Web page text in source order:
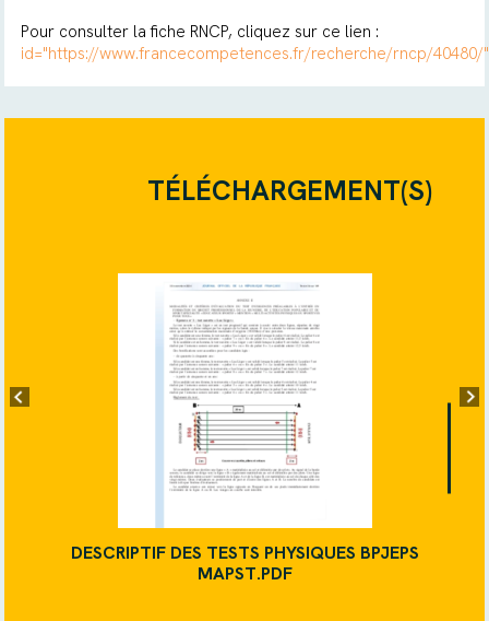
Pour consulter la fiche RNCP, cliquez sur ce lien :
id="https://www.francecompetences.fr/recherche/rncp/
TÉLÉCHARGEMENT(S)
DESCRIPTIF DES TESTS PHYSIQUES BPJEPS
MAPST.PDF